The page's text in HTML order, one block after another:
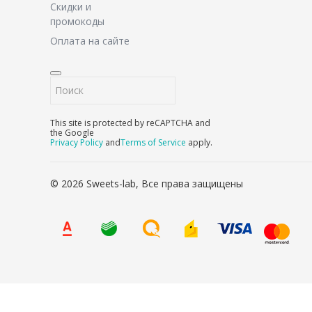
Скидки и
промокоды
Оплата на сайте
This site is protected by reCAPTCHA and
the Google
Privacy Policy andTerms of Service apply.
© 2026 Sweets-lab, Все права защищены